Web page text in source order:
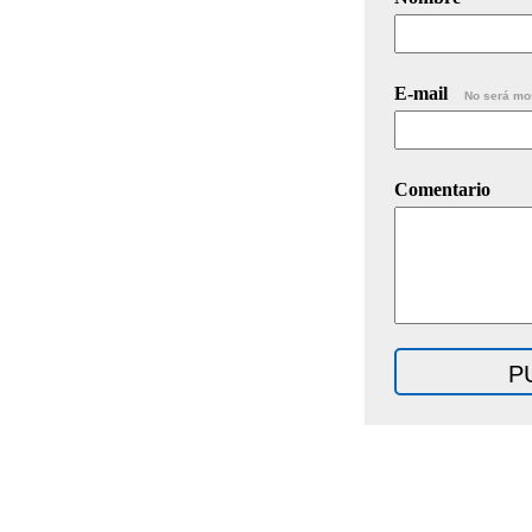
E-mail No será
Comentario